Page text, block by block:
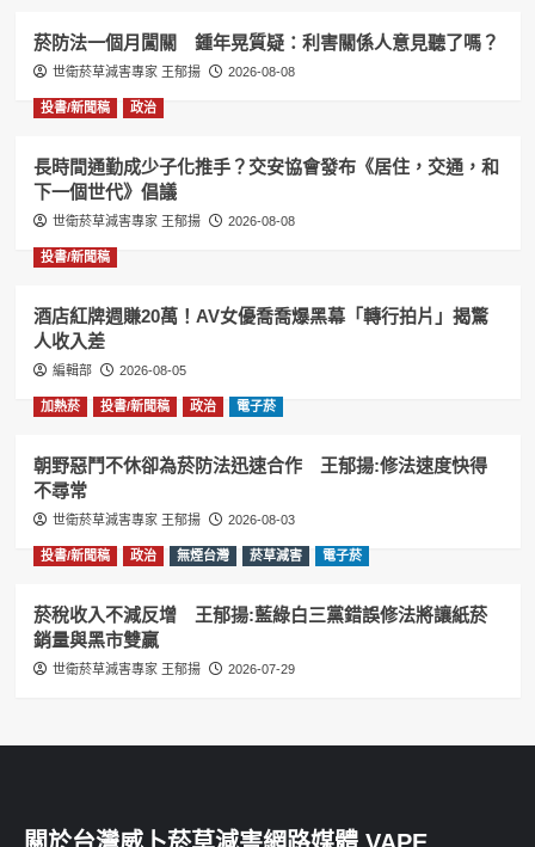
菸防法一個月闖關 鍾年晃質疑：利害關係人意見聽了嗎？
世衛菸草減害專家 王郁揚 2026-08-08
投書/新聞稿 政治
長時間通勤成少子化推手？交安協會發布《居住，交通，和
下一個世代》倡議
世衛菸草減害專家 王郁揚 2026-08-08
投書/新聞稿
酒店紅牌週賺20萬！AV女優喬喬爆黑幕「轉行拍片」揭驚
人收入差
編輯部 2026-08-05
加熱菸 投書/新聞稿 政治 電子菸
朝野惡鬥不休卻為菸防法迅速合作 王郁揚:修法速度快得
不尋常
世衛菸草減害專家 王郁揚 2026-08-03
投書/新聞稿 政治 無煙台灣 菸草減害 電子菸
菸稅收入不減反增 王郁揚:藍綠白三黨錯誤修法將讓紙菸
銷量與黑市雙贏
世衛菸草減害專家 王郁揚 2026-07-29